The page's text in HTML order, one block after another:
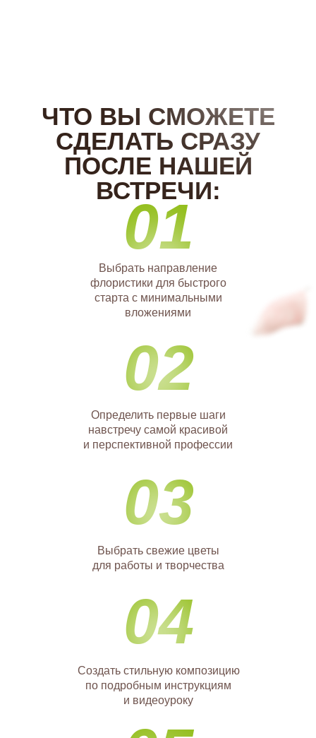
04
03
02
01
ЧТО ВЫ СМОЖЕТЕ
СДЕЛАТЬ СРАЗУ
ПОСЛЕ НАШЕЙ
ВСТРЕЧИ:
Выбрать свежие цветы
для работы и творчества
Создать стильную композицию
по подробным инструкциям
и видеоуроку
Выбрать направление
флористики для быстрого
старта с минимальными
вложениями
Определить первые шаги
навстречу самой красивой
и перспективной профессии